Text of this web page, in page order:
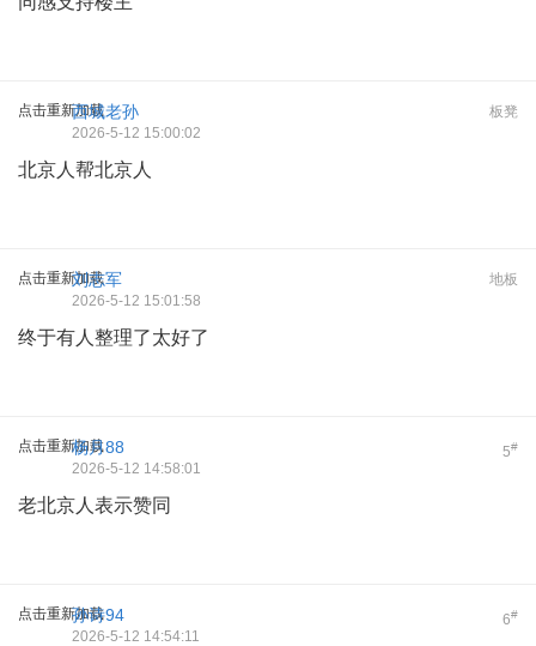
点击重新加载 板凳
西城老孙
2026-5-12 15:00:02
北京人帮北京人
点击重新加载 地板
刘志军
2026-5-12 15:01:58
终于有人整理了太好了
点击重新加载 5#
杨月88
2026-5-12 14:58:01
老北京人表示赞同
点击重新加载 6#
孙诗94
2026-5-12 14:54:11